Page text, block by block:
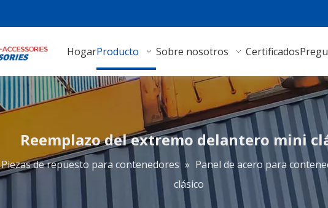
HogarProducto Sobre nosotros Certificados
Reemplazo del extremo delantero mini
Piezas de repuesto para contenedores » Panel de acero para
clásico